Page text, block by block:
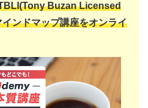
Buzan Licensed
インドマップ講座をオンライ